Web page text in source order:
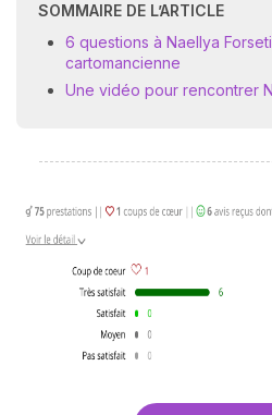
SOMMAIRE DE L’ARTICLE
6 questions à Naellya
cartomancienne
Une vidéo pour rencontrer